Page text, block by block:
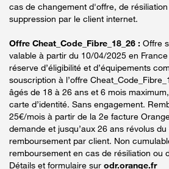
cas de changement d'offre, de
suppression par le client internet.
Offre Cheat_Code_Fibre_18_26 : Offre
valable à partir du 10/04/2025 en
réserve d’éligibilité et d’équipements
souscription à l’offre
âgés de 18 à 26 ans et 6 mois
carte d’identité. Sans engagement.
25€/mois à partir de la 2e facture
demande et jusqu’aux 26 ans révolus
remboursement par client. Non
remboursement en cas de résiliation ou
Détails et formulaire sur odr.orange.fr